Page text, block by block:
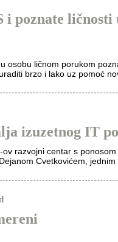
i poznate
osobu ličnom porukom
brzo i lako uz pomoć
izuzetnog IT
razvojni centar s
Cvetkovićem,